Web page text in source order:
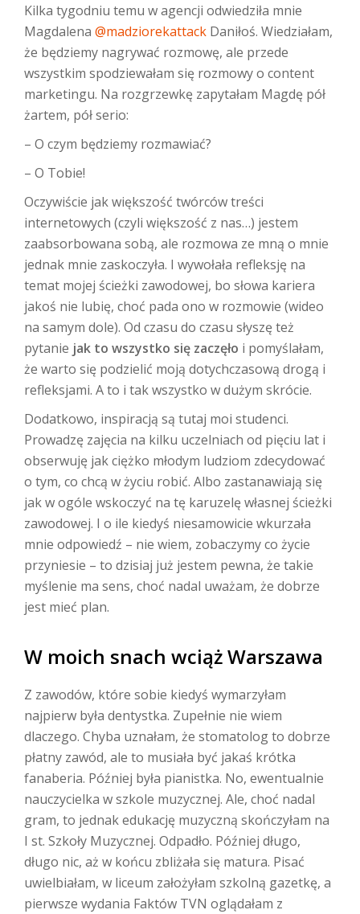
Kilka tygodniu temu w agencji odwiedziła mnie
Magdalena @madziorekattack Daniłoś. Wiedziałam,
że będziemy nagrywać rozmowę, ale przede
wszystkim spodziewałam się rozmowy o content
marketingu. Na rozgrzewkę zapytałam Magdę pół
żartem, pół serio:
– O czym będziemy rozmawiać?
– O Tobie!
Oczywiście jak większość twórców treści
internetowych (czyli większość z nas…) jestem
zaabsorbowana sobą, ale rozmowa ze mną o mnie
jednak mnie zaskoczyła. I wywołała refleksję na
temat mojej ścieżki zawodowej, bo słowa kariera
jakoś nie lubię, choć pada ono w rozmowie (wideo
na samym dole). Od czasu do czasu słyszę też
pytanie jak to wszystko się zaczęło i pomyślałam,
że warto się podzielić moją dotychczasową drogą i
refleksjami. A to i tak wszystko w dużym skrócie.
Dodatkowo, inspiracją są tutaj moi studenci.
Prowadzę zajęcia na kilku uczelniach od pięciu lat i
obserwuję jak ciężko młodym ludziom zdecydować
o tym, co chcą w życiu robić. Albo zastanawiają się
jak w ogóle wskoczyć na tę karuzelę własnej ścieżki
zawodowej. I o ile kiedyś niesamowicie wkurzała
mnie odpowiedź – nie wiem, zobaczymy co życie
przyniesie – to dzisiaj już jestem pewna, że takie
myślenie ma sens, choć nadal uważam, że dobrze
jest mieć plan.
W moich snach wciąż Warszawa
Z zawodów, które sobie kiedyś wymarzyłam
najpierw była dentystka. Zupełnie nie wiem
dlaczego. Chyba uznałam, że stomatolog to dobrze
płatny zawód, ale to musiała być jakaś krótka
fanaberia. Później była pianistka. No, ewentualnie
nauczycielka w szkole muzycznej. Ale, choć nadal
gram, to jednak edukację muzyczną skończyłam na
I st. Szkoły Muzycznej. Odpadło. Później długo,
długo nic, aż w końcu zbliżała się matura. Pisać
uwielbiałam, w liceum założyłam szkolną gazetkę, a
pierwsze wydania Faktów TVN oglądałam z